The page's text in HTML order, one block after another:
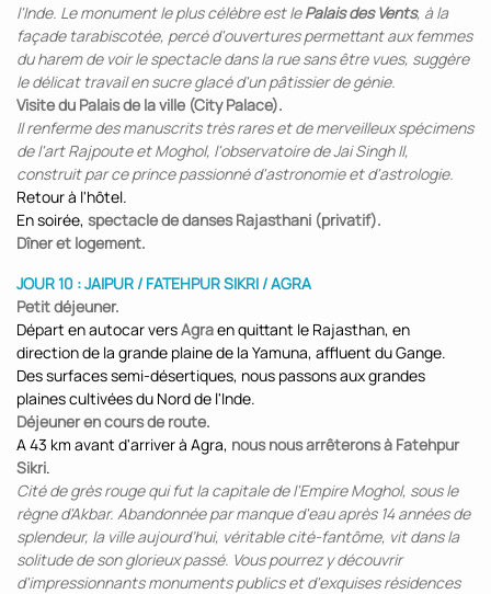
l'Inde. Le monument le plus célèbre est lePalais des Vents, à la
façade tarabiscotée, percé d'ouvertures permettant aux femmes
du harem de voir le spectacle dans la rue sans être vues, suggère
le délicat travail en sucre glacé d'un pâtissier de génie.
Visite du Palais de la ville (City Palace).
Il renferme des manuscrits très rares et de merveilleux spécimens
de l'art Rajpoute et Moghol, l'observatoire de Jai Singh II,
construit par ce prince passionné d'astronomie et d'astrologie.
Retour à l'hôtel.
En soirée, spectacle de danses Rajasthani (privatif).
Dîner et logement.
JOUR 10 : JAIPUR / FATEHPUR SIKRI / AGRA
Petit déjeuner.
Départ en autocar versAgraen quittant le Rajasthan, en
direction de la grande plaine de la Yamuna, affluent du Gange.
Des surfaces semi-désertiques, nous passons aux grandes
plaines cultivées du Nord de l'Inde.
Déjeuner en cours de route.
A 43 km avant d'arriver à Agra, nous nous arrêterons à Fatehpur
Sikri.
Cité de grès rouge qui fut la capitale de l'Empire Moghol, sous le
règne d'Akbar. Abandonnée par manque d'eau après 14 années de
splendeur, la ville aujourd’hui, véritable cité-fantôme, vit dans la
solitude de son glorieux passé. Vous pourrez y découvrir
d'impressionnants monuments publics et d'exquises résidences